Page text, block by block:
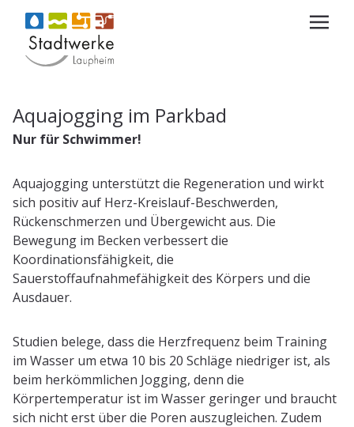
Aquajogging im Parkbad
Nur für Schwimmer!
Aquajogging unterstützt die Regeneration und wirkt
sich positiv auf Herz-Kreislauf-Beschwerden,
Rückenschmerzen und Übergewicht aus. Die
Bewegung im Becken verbessert die
Koordinationsfähigkeit, die
Sauerstoffaufnahmefähigkeit des Körpers und die
Ausdauer.
Studien belege, dass die Herzfrequenz beim Training
im Wasser um etwa 10 bis 20 Schläge niedriger ist, als
beim herkömmlichen Jogging, denn die
Körpertemperatur ist im Wasser geringer und braucht
sich nicht erst über die Poren auszugleichen. Zudem